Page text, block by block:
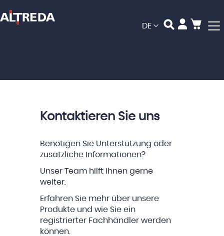
Sprache
DE Mein
Kontaktieren Sie uns
Benötigen Sie Unterstützung oder
zusätzliche Informationen?
Unser Team hilft Ihnen gerne
weiter.
Erfahren Sie mehr über unsere
Produkte und wie Sie ein
registrierter Fachhändler werden
können.